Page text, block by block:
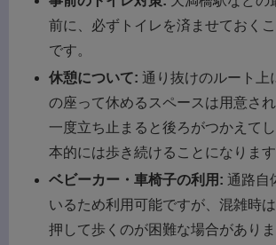
前に、必ずトイレを済ませておく
です。
休憩について: 通り抜けのルート上
の座って休めるスペースは用意され
一度立ち止まると後ろがつかえて
本的には歩き続けることになります
ベビーカー・車椅子の利用: 通路自
いるため利用可能ですが、混雑時
押して歩くのが困難な場合があり